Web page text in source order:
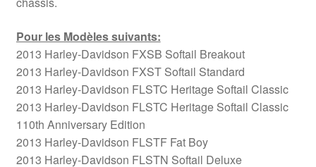
Pour les Modèles suivants:
2013 Harley-Davidson FXSB Softail Breakout
2013 Harley-Davidson FXST Softail Standard
2013 Harley-Davidson FLSTC Heritage Softail Classic
2013 Harley-Davidson FLSTC Heritage Softail Classic
110th Anniversary Edition
2013 Harley-Davidson FLSTF Fat Boy
2013 Harley-Davidson FLSTN Softail Deluxe